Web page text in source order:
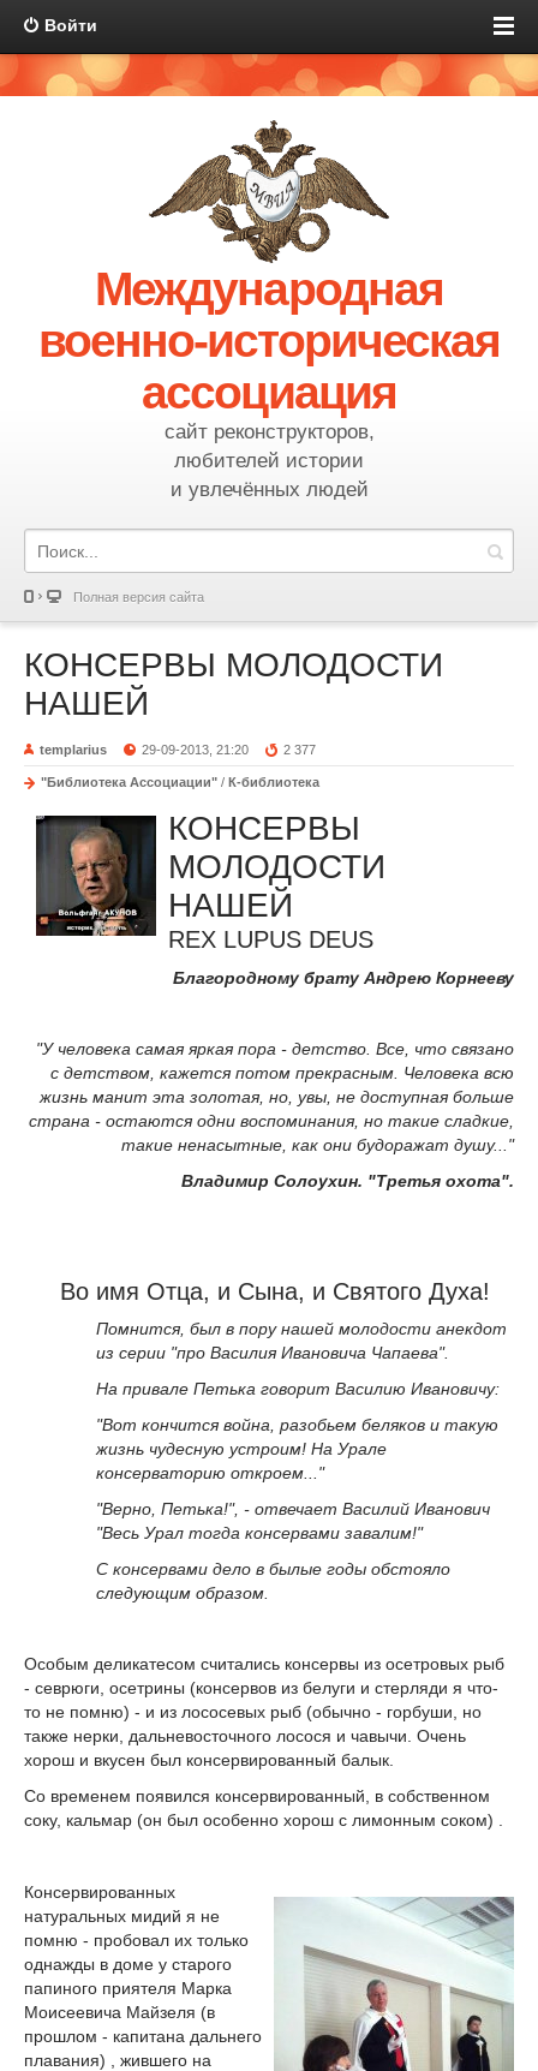
Войти
Международная
военно-историческая
ассоциация
сайт реконструкторов,
любителей истории
и увлечённых людей
Полная версия сайта
КОНСЕРВЫ МОЛОДОСТИ
НАШЕЙ
templarius 29-09-2013, 21:20 2 377
"Библиотека Ассоциации" / К-библиотека
КОНСЕРВЫ
МОЛОДОСТИ
НАШЕЙ
REX LUPUS DEUS
Благородному брату Aндрею Корнееву
"У человека самая яркая пора - детство. Все, что связано
с детством, кажется потом прекрасным. Человека всю
жизнь манит эта золотая, но, увы, не доступная больше
страна - остаются одни воспоминания, но такие сладкие,
такие ненасытные, как они будоражат душу..."
Владимир Солоухин. "Третья охота".
Во имя Отца, и Сына, и Святого Духа!
Помнится, был в пору нашей молодости анекдот
из серии "про Василия Ивановича Чапаева".
На привале Петька говорит Василию Ивановичу:
"Вот кончится война, разобьем беляков и такую
жизнь чудесную устроим! На Урале
консерваторию откроем..."
"Верно, Петька!", - отвечает Василий Иванович
"Весь Урал тогда консервами завалим!"
С консервами дело в былые годы обстояло
следующим образом.
Особым деликатесом считались консервы из осетровых рыб
- севрюги, осетрины (консервов из белуги и стерляди я что-
то не помню) - и из лососевых рыб (обычно - горбуши, но
также нерки, дальневосточного лосося и чавычи. Очень
хорош и вкусен был консервированный балык.
Со временем появился консервированный, в собственном
соку, кальмар (он был особенно хорош с лимонным соком) .
Консервированных
натуральных мидий я не
помню - пробовал их только
однажды в доме у старого
папиного приятеля Марка
Моисеевича Майзеля (в
прошлом - капитана дальнего
плавания) , жившего на